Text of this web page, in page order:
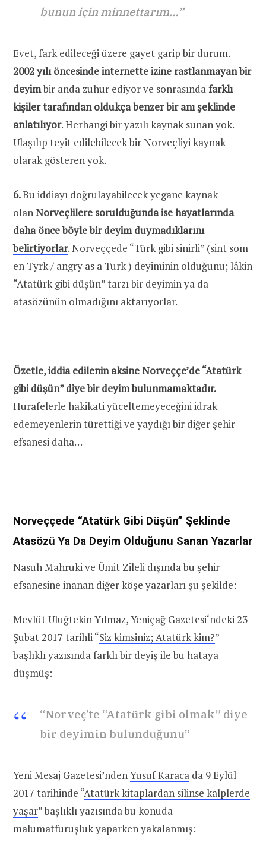
bunun için minnettarım…”
Evet, fark edileceği üzere gayet garip bir durum.
2002 yılı öncesinde internette izine rastlanmayan bir
deyimbir anda zuhur ediyor ve sonrasındafarklı
kişiler tarafından oldukça benzer bir anı şeklinde
anlatılıyor. Herhangi bir yazılı kaynak sunan yok.
Ulaşılıp teyit edilebilecek bir Norveçliyi kaynak
olarak gösteren yok.
6.Bu iddiayı doğrulayabilecek yegane kaynak
olanNorveçlilere sorulduğundaise hayatlarında
daha önce böyle bir deyim duymadıklarını
belirtiyorlar. Norveççede “Türk gibi sinirli” (sint som
en Tyrk / angry as a Turk ) deyiminin olduğunu; lâkin
“Atatürk gibi düşün” tarzı bir deyimin ya da
atasözünün olmadığını aktarıyorlar.
Özetle, iddia edilenin aksine Norveççe’de “Atatürk
gibi düşün” diye bir deyim bulunmamaktadır.
Hurafelerle hakikati yüceltemeyeceğini idrak
edemeyenlerin türettiği ve yaydığı bir diğer şehir
efsanesi daha…
Norveççede “Atatürk Gibi Düşün” Şeklinde
Atasözü Ya Da Deyim Olduğunu Sanan Yazarlar
Nasuh Mahruki ve Ümit Zileli dışında bu şehir
efsanesine inanan diğer köşe yazarları şu şekilde:
Mevlüt Uluğtekin Yılmaz,Yeniçağ Gazetesi‘ndeki 23
Şubat 2017 tarihli “Siz kimsiniz; Atatürk kim?”
başlıklı yazısında farklı bir deyiş ile bu hataya
düşmüş:
“Norveç’te “Atatürk gibi olmak” diye
bir deyimin bulunduğunu”
Yeni Mesaj Gazetesi’ndenYusuf Karaca da 9 Eylül
2017 tarihinde “Atatürk kitaplardan silinse kalplerde
yaşar” başlıklı yazısında bu konuda
malumatfuruşluk yaparken yakalanmış: